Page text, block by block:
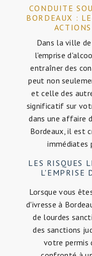
CONDUITE
BORDEAUX :
Dans la ville
l'emprise
entraîner des
peut non
et celle des
significatif sur
dans une affaire
Bordeaux, il est
immédiates
LES RISQUES
L'EMPRISE
Lorsque vous
d'ivresse à
de lourdes
des sanctions
votre permis